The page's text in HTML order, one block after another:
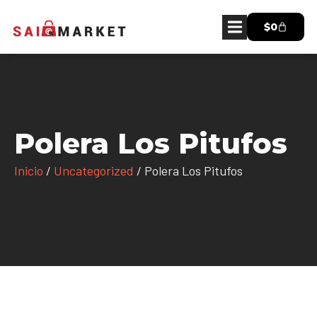
$0
Polera Los Pitufos
Inicio / Uncategorized / Polera Los Pitufos